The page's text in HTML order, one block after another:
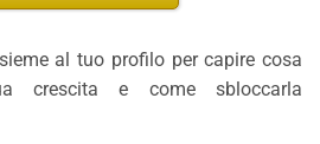
al tuo profilo per capire cosa
crescita e come sbloccarla